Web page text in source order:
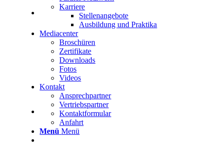
Karriere
Stellenangebote
Ausbildung und Praktika
Mediacenter
Broschüren
Zertifikate
Downloads
Fotos
Videos
Kontakt
Ansprechpartner
Vertriebspartner
Kontaktformular
Anfahrt
Menü Menü